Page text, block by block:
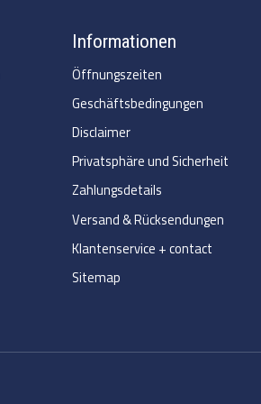
Informationen
Öffnungszeiten
Geschäftsbedingungen
Disclaimer
Privatsphäre und Sicherheit
Zahlungsdetails
Versand & Rücksendungen
Klantenservice + contact
Sitemap